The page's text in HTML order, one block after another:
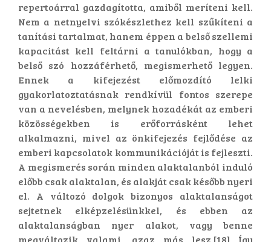
repertoárral gazdagította, amiből meríteni kell.
Nem a netnyelvi szókészlethez kell szűkíteni a
tanítási tartalmat, hanem éppen a belső szellemi
kapacitást kell feltárni a tanulókban, hogy a
belső szó hozzáférhető, megismerhető legyen.
Ennek a kifejezést előmozdító lelki
gyakorlatoztatásnak rendkívül fontos szerepe
van a nevelésben, melynek hozadékát az emberi
közösségekben is erőforrásként lehet
alkalmazni, mivel az önkifejezés fejlődése az
emberi kapcsolatok kommunikációját is fejleszti.
A megismerés során minden alaktalanból induló
előbb csak alaktalan, és alakját csak később nyeri
el. A változó dolgok bizonyos alaktalanságot
sejtetnek elképzelésünkkel, és ebben az
alaktalanságban nyer alakot, vagy benne
megváltozik valami, azaz más lesz.[18] Így